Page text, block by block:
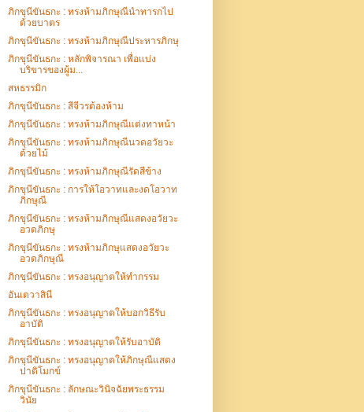
ภิกขุนีขันธกะ : ทรงห้ามภิกษุณีนำทารกไป
ด้วยบาตร
ภิกขุนีขันธกะ : ทรงห้ามภิกษุณีประหารภิกษุ
ภิกขุนีขันธกะ : หลักพิจารณา เพื่อแบ่ง
บริขารของผู้ม...
สหธรรมิก
ภิกขุนีขันธกะ : สีจีวรต้องห้าม
ภิกขุนีขันธกะ : ทรงห้ามภิกษุณีแต่งทาหน้า
ภิกขุนีขันธกะ : ทรงห้ามภิกษุณีนวดอวัยวะ
ด้วยไม้
ภิกขุนีขันธกะ : ทรงห้ามภิกษุณีรัดสีข้าง
ภิกขุนีขันธกะ : การให้โอวาทและงดโอวาท
ภิกษุณี
ภิกขุนีขันธกะ : ทรงห้ามภิกษุณีแสดงอวัยวะ
อวดภิกษุ
ภิกขุนีขันธกะ : ทรงห้ามภิกษุแสดงอวัยวะ
อวดภิกษุณี
ภิกขุนีขันธกะ : ทรงอนุญาตให้ทำกรรม
อันเตวาสินี
ภิกขุนีขันธกะ : ทรงอนุญาตให้บอกวิธีรับ
อาบัติ
ภิกขุนีขันธกะ : ทรงอนุญาตให้รับอาบัติ
ภิกขุนีขันธกะ : ทรงอนุญาตให้ภิกษุณีแสดง
ปาติโมกข์
ภิกขุนีขันธกะ : ลักษณะวินิจฉัยพระธรรม
วินัย